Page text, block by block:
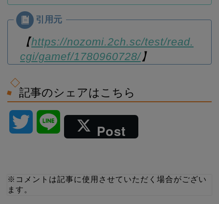
【https://nozomi.2ch.sc/test/read.
cgi/gamef/1780960728/】
記事のシェアはこちら
Post
※コメントは記事に使用させていただく場合がござい
ます。